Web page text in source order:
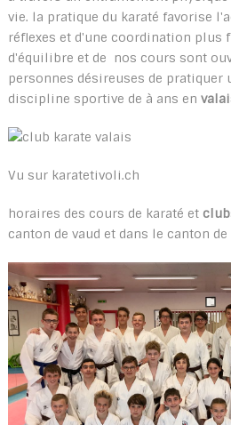
vie. la pratique du karaté favorise
réflexes et d'une coordination plus
d'équilibre et de nos cours sont
personnes désireuses de pratiquer
discipline sportive de à ans en
Vu sur karatetivoli.ch
horaires des cours de karaté et club
canton de vaud et dans le canton